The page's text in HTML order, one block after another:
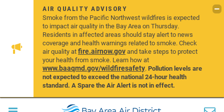
AIR QUALITY ADVISORY
Smoke from the Pacific Northwest wildfires is expected
to impact air quality in the Bay Area on Thursday.
Residents in affected areas should stay alert to news
coverage and health warnings related to smoke. Check
air quality atfire.airnow.govand take steps to protect
your health from smoke. Learn how at
www.baaqmd.gov/wildfiresafety.Pollution levels are
not expected to exceed the national 24-hour health
standard. A Spare the Air Alert is not in effect.